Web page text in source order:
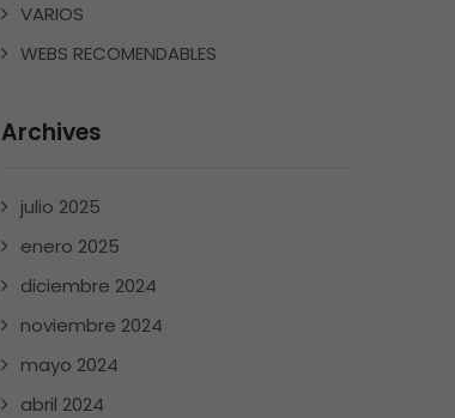
VARIOS
WEBS RECOMENDABLES
Archives
julio 2025
enero 2025
diciembre 2024
noviembre 2024
mayo 2024
abril 2024